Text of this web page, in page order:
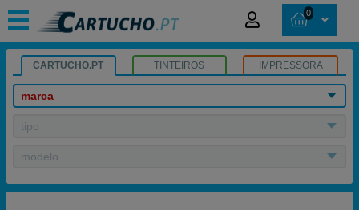
0
CARTUCHO.PT TINTEIROS IMPRESSORA
marca
tipo
modelo